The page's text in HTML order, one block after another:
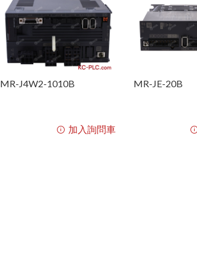
MR-J4W2-1010B
加入詢問車
MR-JE-20B